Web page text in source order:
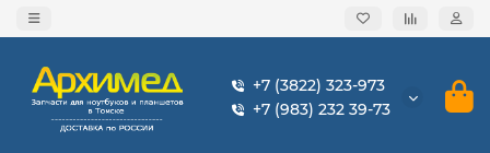
+7 (3822) 323-973
+7 (983) 232 39-73